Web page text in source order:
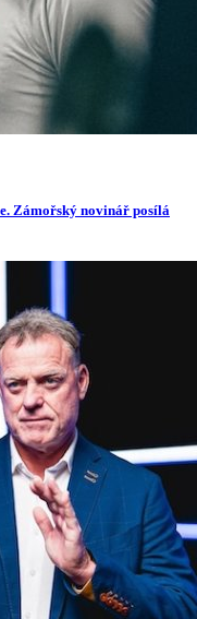
Zámořský novinář posílá